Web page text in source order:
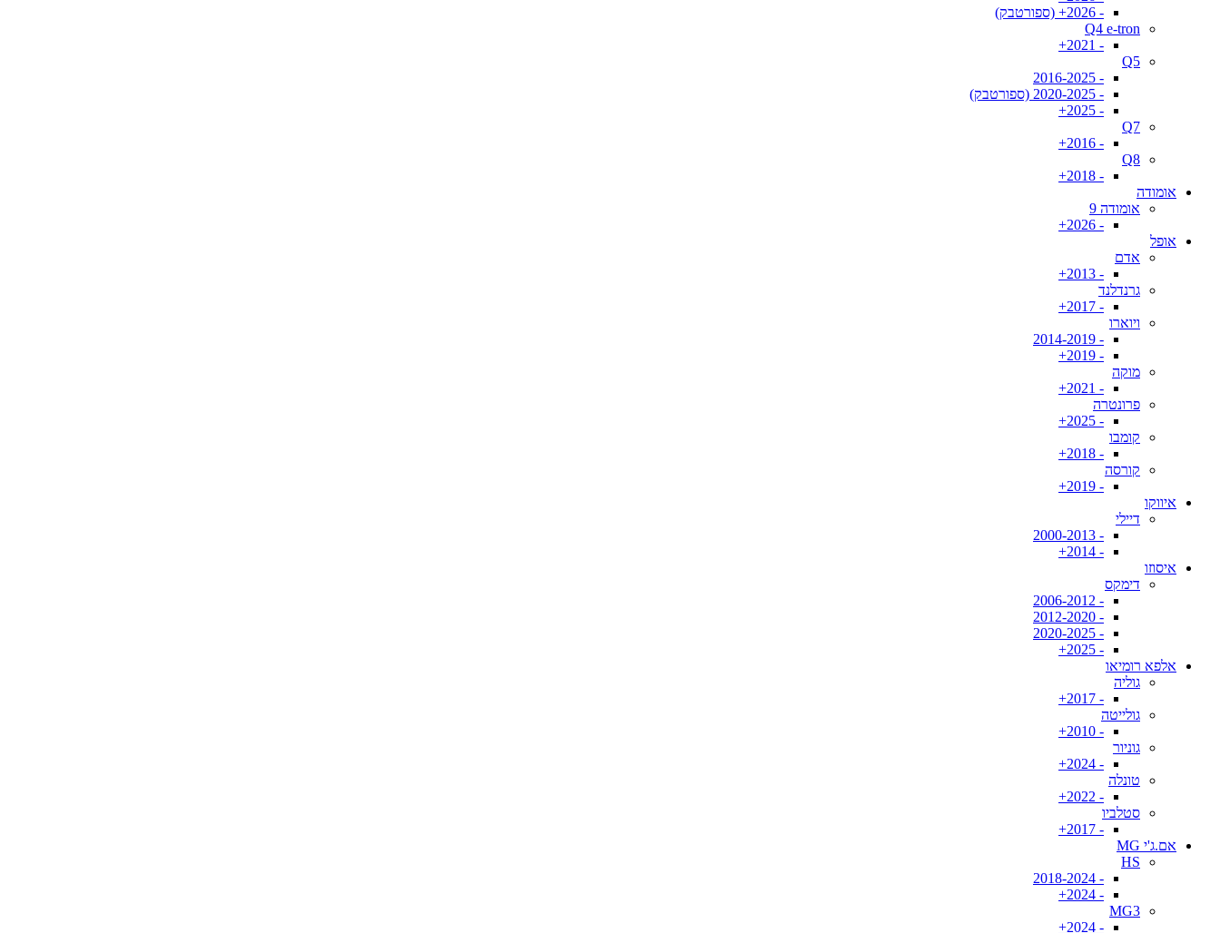
- 2026+ (ספורטבק)
Q4 e-tron
- 2021+
Q5
- 2016-2025
- 2020-2025 (ספורטבק)
- 2025+
Q7
- 2016+
Q8
- 2018+
אומודה
אומודה 9
- 2026+
אופל
אדם
- 2013+
גרנדלנד
- 2017+
ויוארו
- 2014-2019
- 2019+
מוקה
- 2021+
פרונטרה
- 2025+
קומבו
- 2018+
קורסה
- 2019+
איווקו
דיילי
- 2000-2013
- 2014+
איסוזו
דימקס
- 2006-2012
- 2012-2020
- 2020-2025
- 2025+
אלפא רומיאו
גוליה
- 2017+
גולייטה
- 2010+
גוניור
- 2024+
טונלה
- 2022+
סטלביו
- 2017+
אם.ג'י MG
HS
- 2018-2024
- 2024+
MG3
- 2024+